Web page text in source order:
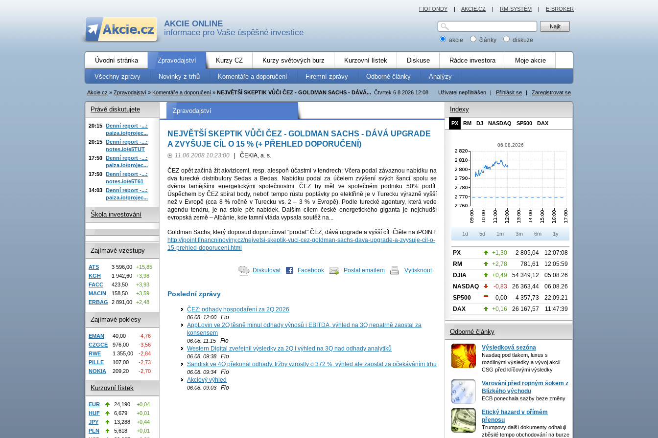
AKCIE ONLINE
informace pro Vaše úspěšné investice
akcie články diskuze
Úvodní stránka Zpravodajství Kurzy CZ Kurzy světových burz Kurzovní lístek Diskuse Rádce investora Moje akcie
Všechny zprávy Novinky z trhů Komentáře a doporučení Firemní zprávy Odborné články Analýzy
Uživatel nepřihlášen | Přihlásit se | Zaregistrovat se
Čtvrtek 6.8.2026 12:08
Akcie.cz » Zpravodajství » Komentáře a doporučení » NEJVĚTŠÍ SKEPTIK VŮČI ČEZ - GOLDMAN SACHS - DÁVÁ...
Zpravodajství
NEJVĚTŠÍ SKEPTIK VŮČI ČEZ - GOLDMAN SACHS - DÁVÁ UPGRADE
A ZVYŠUJE CÍL O 15 % (+ PŘEHLED DOPORUČENÍ)
11.06.2008 10:23:00 ČEKIA, a. s.
ČEZ opět začíná žít akvizicemi, resp. alespoň účastmi v tendrech: Včera podal závaznou nabídku na
dva turecké distributory Sedas a Bedas. Nabídku podal za účelem zvýšení svých šancí spolu se
dvěma tamějšími energetickými společnostmi. ČEZ by měl ve společném podniku 50% podíl.
Úspěchem by ČEZ sbíral body, neboť tempo růstu poptávky po elektřině je v Turecku výrazně vyšší
než v Evropě (cca 8 % ročně v Turecku vs. 2 – 3 % v Evropě). Podle turecké agentury, která vede
agendu tendru, je na stole pět nabídek. Dalším cílem české energetického giganta je nejchudší
evropská země – Albánie, kde tamní vláda vypsala soutěž na...
Goldman Sachs, který doposud doporučoval "prodat" ČEZ, dává upgrade a vyšší cíl: Čtěte na iPOINT:
http://ipoint.financninoviny.cz/nejvetsi-skeptik-vuci-cez-goldman-sachs-dava-upgrade-a-zvysuje-cil-o-
15-prehled-doporuceni.html
Diskutovat Facebook Poslat emailem Vytisknout
Poslední zprávy
ČEZ: odhady hospodaření za 2Q 2026
06.08. 12:00 Fio
AppLovin ve 2Q těsně minul odhady výnosů i EBITDA, výhled na 3Q nepatrně zaostal za
konsensem
06.08. 11:15 Fio
Western Digital zveřejnil výsledky za 2Q i výhled na 3Q nad odhady analytiků
06.08. 09:38 Fio
Sandisk ve 4Q překonal odhady, tržby vzrostly o 372 %, výhled ale zaostal za očekáváním trhu
06.08. 09:34 Fio
Akciový výhled
06.08. 09:03 Fio
Právě diskutujete
20:15 Denní report -...:
paiza.io/projec...
20:15 Denní report -...:
notes.io/e5TUT
17:50 Denní report -...:
paiza.io/projec...
17:50 Denní report -...:
notes.io/e5T61
14:03 Denní report -...:
paiza.io/projec...
Škola investování
Zajímavé vzestupy
ATS 3 596,00
+15,85
KGH
1 942,60
+3,98
FACC
423,50
+3,93
MACIN
158,50
+3,59
ERBAG
2 891,00 +2,48
Zajímavé poklesy
EMAN 40,00
-4,76
CZGCE
976,00
-3,56
RWE
1 355,00
-2,84
PILLE
107,00
-2,73
NOKIA
209,20 -2,70
Kurzovní lístek
EUR 24,190
+0,04
HUF
6,679
+0,01
JPY
13,288
+0,44
PLN
5,618
+0,01
Indexy
PX RM DJ NASDAQ SP500 DAX
06.08.2026
1d 5d 1m 3m 6m 1y
PX +1,30 2 805,04
12:07:08
RM
+2,78 781,61
12:05:59
DJIA
+0,49 54 349,12
05.08.26
NASDAQ
-0,83 26 363,44
06.08.26
SP500
0,00 4 357,73
22.09.21
DAX
+0,16 26 167,57 11:47:39
Odborné články
Výsledková sezóna
Nasdaq pod tlakem, luxus s
rozdílnými výsledky a vývoj akcií
CSG před klíčovými výsledky
Varování před ropným šokem z
Blízkého východu
ECB ponechala sazby beze změny
Etický hazard v přímém
přenosu
Trumpovy další dokumenty odhalují
zběsilé tempo obchodování na burze
FIOFONDY | AKCIE.CZ | RM-SYSTÉM | E-BROKER